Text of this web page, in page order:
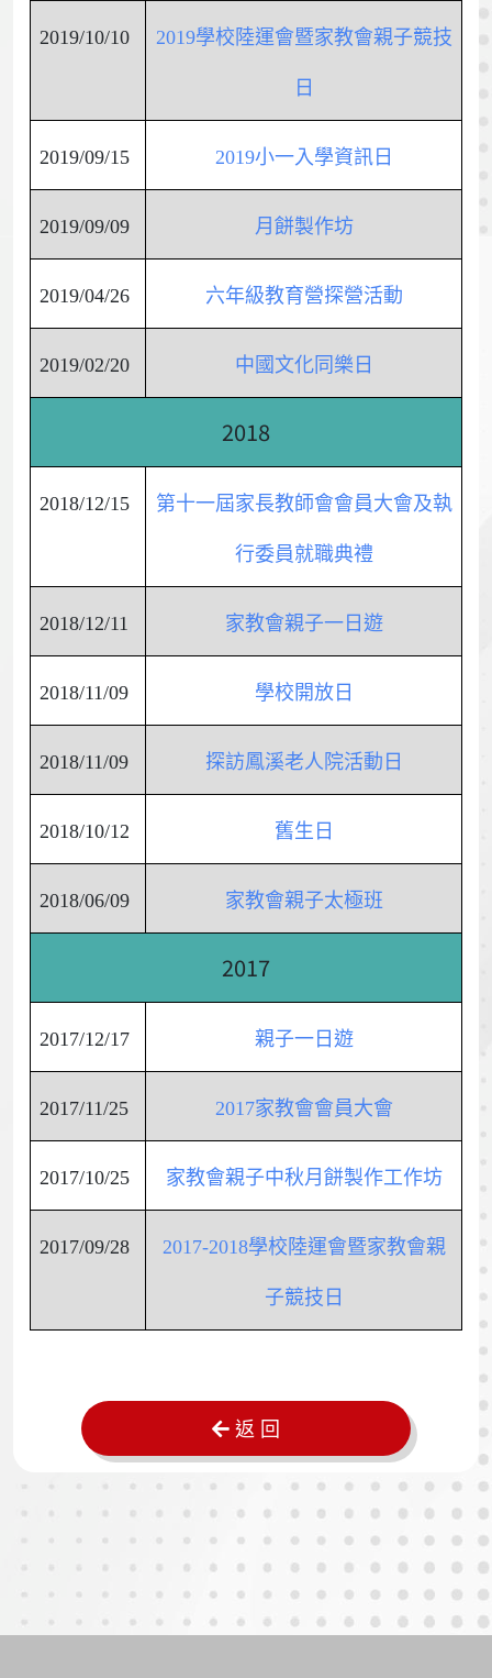
2019/10/10 2019學校陸運會暨家教會親子競技
日
2019/09/15 2019小一入學資訊日
2019/09/09 月餅製作坊
2019/04/26 六年級教育營探營活動
2019/02/20 中國文化同樂日
2018
2018/12/15 第十一屆家長教師會會員大會及執
行委員就職典禮
2018/12/11 家教會親子一日遊
2018/11/09 學校開放日
2018/11/09 探訪鳳溪老人院活動日
2018/10/12 舊生日
2018/06/09 家教會親子太極班
2017
2017/12/17 親子一日遊
2017/11/25 2017家教會會員大會
2017/10/25 家教會親子中秋月餅製作工作坊
2017/09/28 2017-2018學校陸運會暨家教會親
子競技日
返 回